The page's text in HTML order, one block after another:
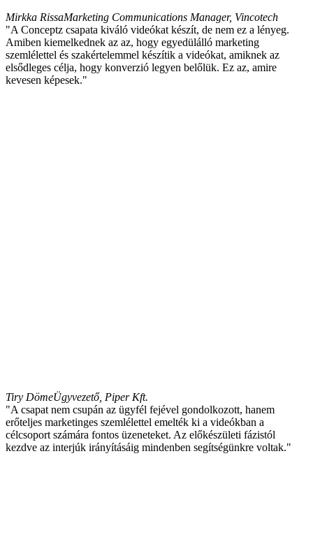
Mirkka RissaMarketing Communications Manager, Vincotech
"A Conceptz csapata kiváló videókat készít, de nem ez a lényeg.
Amiben kiemelkednek az az, hogy egyedülálló marketing
szemlélettel és szakértelemmel készítik a videókat, amiknek az
elsődleges célja, hogy konverzió legyen belőlük. Ez az, amire
kevesen képesek."
Tiry DömeÜgyvezető, Piper Kft.
"A csapat nem csupán az ügyfél fejével gondolkozott, hanem
erőteljes marketinges szemlélettel emelték ki a videókban a
célcsoport számára fontos üzeneteket. Az előkészületi fázistól
kezdve az interjúk irányításáig mindenben segítségünkre voltak."